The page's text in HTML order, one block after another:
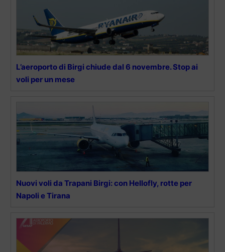
L’aeroporto di Birgi chiude dal 6 novembre. Stop ai
voli per un mese
Nuovi voli da Trapani Birgi: con Hellofly, rotte per
Napoli e Tirana